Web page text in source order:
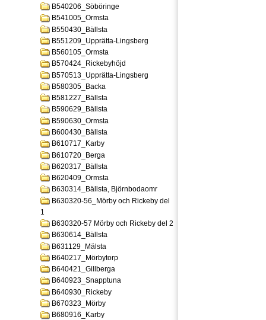
B540206_Söböringe
B541005_Ormsta
B550430_Bällsta
B551209_Upprätta-Lingsberg
B560105_Ormsta
B570424_Rickebyhöjd
B570513_Upprätta-Lingsberg
B580305_Backa
B581227_Bällsta
B590629_Bällsta
B590630_Ormsta
B600430_Bällsta
B610717_Karby
B610720_Berga
B620317_Bällsta
B620409_Ormsta
B630314_Bällsta, Björnbodaomr
B630320-56_Mörby och Rickeby del
1
B630320-57 Mörby och Rickeby del 2
B630614_Bällsta
B631129_Mälsta
B640217_Mörbytorp
B640421_Gillberga
B640923_Snapptuna
B640930_Rickeby
B670323_Mörby
B680916_Karby